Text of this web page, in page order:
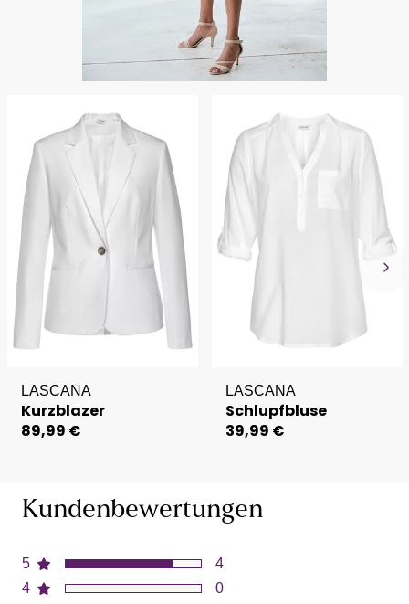
LASCANA
Kurzblazer
89,99 €
LASCANA
Schlupfbluse
39,99 €
Kundenbewertungen
5
4
4
0